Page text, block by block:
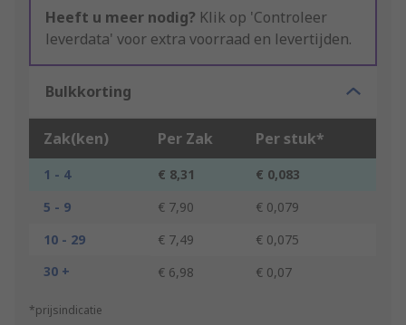
Heeft u meer nodig? Klik op 'Controleer
leverdata' voor extra voorraad en levertijden.
Bulkkorting
Zak(ken) Per Zak Per stuk*
1 - 4 € 8,31
€ 0,083
5 - 9
€ 7,90
€ 0,079
10 - 29
€ 7,49
€ 0,075
30 +
€ 6,98 € 0,07
*prijsindicatie